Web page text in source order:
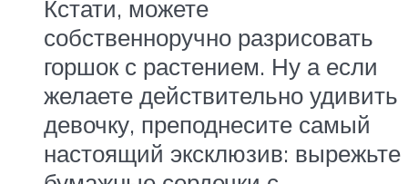
Кстати, можете
собственноручно разрисовать
горшок с растением. Ну а если
желаете действительно удивить
девочку, преподнесите самый
настоящий эксклюзив: вырежьте